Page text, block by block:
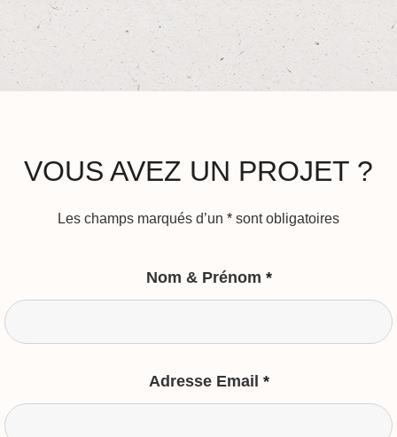
VOUS AVEZ UN PROJET ?
Les champs marqués d’un * sont obligatoires
Nom & Prénom *
Adresse Email *